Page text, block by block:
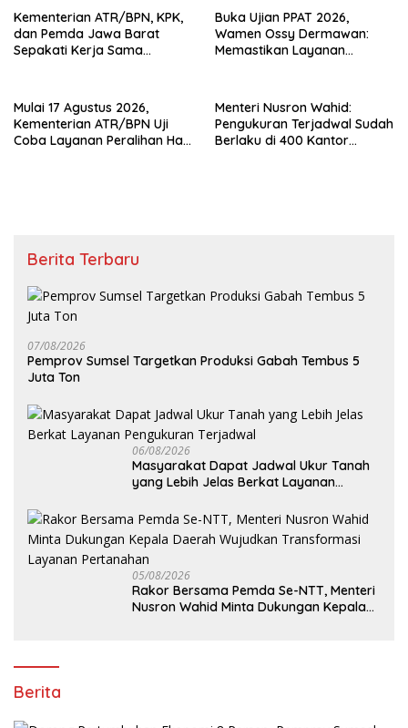
Pertanahan
Kementerian ATR/BPN, KPK,
dan Pemda Jawa Barat
Sepakati Kerja Sama
Buka Ujian PPAT 2026,
Wamen Ossy Dermawan:
Memastikan Layanan
Berintegritas
Mulai 17 Agustus 2026,
Kementerian ATR/BPN Uji
Coba Layanan Peralihan Hak
Menteri Nusron Wahid:
Pengukuran Terjadwal Sudah
Berlaku di 400 Kantor
Berita Terbaru
07/08/2026
Pemprov Sumsel Targetkan Produksi Gabah Tembus 5
Juta Ton
06/08/2026
Masyarakat Dapat Jadwal Ukur Tanah
yang Lebih Jelas Berkat Layanan
05/08/2026
Rakor Bersama Pemda Se-NTT, Menteri
Nusron Wahid Minta Dukungan Kepala
Berita